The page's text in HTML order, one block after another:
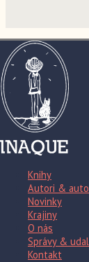
Knihy
Autori &
Novinky
Krajiny
O nás
Správy &
Kontakt